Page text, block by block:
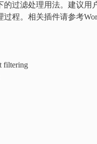
的过滤处理用法。建议
程。相关插件请参考
filtering